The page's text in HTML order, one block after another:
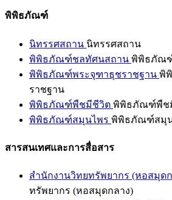
พิพิธภัณฑ์
นิทรรศสถาน นิทรรศสถาน
พิพิธภัณฑ์ชลทัศนสถาน พิพิธภัณ
พิพิธภัณฑ์พระจุฑาธุชราชฐาน พิ
ราชฐาน
พิพิธภัณฑ์พืชมีชีวิต พิพิธภัณฑ์พืช
พิพิธภัณฑ์สมุนไพร พิพิธภัณฑ์สมุ
สารสนเทศและการสื่อสาร
สำนักงานวิทยทรัพยากร (หอสมุด
ทรัพยากร (หอสมุดกลาง)